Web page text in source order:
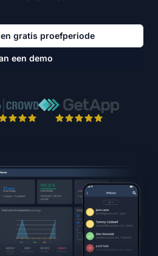
gratis proefperiode
een demo